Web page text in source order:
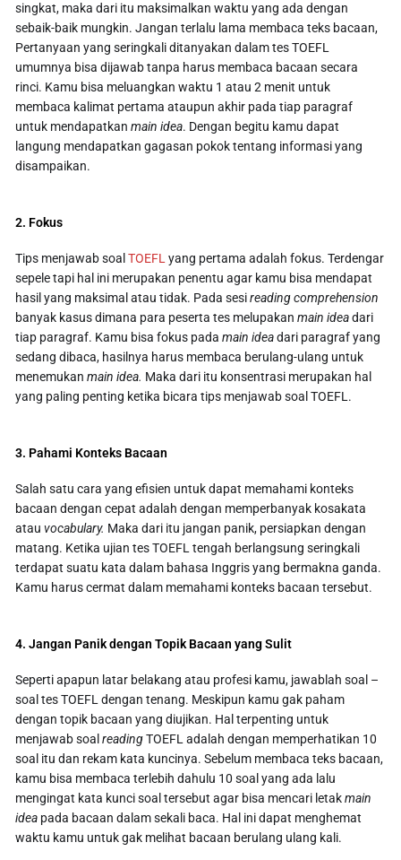
singkat, maka dari itu maksimalkan waktu yang ada dengan
sebaik-baik mungkin. Jangan terlalu lama membaca teks bacaan,
Pertanyaan yang seringkali ditanyakan dalam tes TOEFL
umumnya bisa dijawab tanpa harus membaca bacaan secara
rinci. Kamu bisa meluangkan waktu 1 atau 2 menit untuk
membaca kalimat pertama ataupun akhir pada tiap paragraf
untuk mendapatkanmain idea. Dengan begitu kamu dapat
langung mendapatkan gagasan pokok tentang informasi yang
disampaikan.
2. Fokus
Tips menjawab soalTOEFL yang pertama adalah fokus. Terdengar
sepele tapi hal ini merupakan penentu agar kamu bisa mendapat
hasil yang maksimal atau tidak. Pada sesireading comprehension
banyak kasus dimana para peserta tes melupakanmain ideadari
tiap paragraf. Kamu bisa fokus padamain ideadari paragraf yang
sedang dibaca, hasilnya harus membaca berulang-ulang untuk
menemukanmain idea. Maka dari itu konsentrasi merupakan hal
yang paling penting ketika bicara tips menjawab soal TOEFL.
3. Pahami Konteks Bacaan
Salah satu cara yang efisien untuk dapat memahami konteks
bacaan dengan cepat adalah dengan memperbanyak kosakata
atauvocabulary. Maka dari itu jangan panik, persiapkan dengan
matang. Ketika ujian tes TOEFL tengah berlangsung seringkali
terdapat suatu kata dalam bahasa Inggris yang bermakna ganda.
Kamu harus cermat dalam memahami konteks bacaan tersebut.
4. Jangan Panik dengan Topik Bacaan yang Sulit
Seperti apapun latar belakang atau profesi kamu, jawablah soal –
soal tes TOEFL dengan tenang. Meskipun kamu gak paham
dengan topik bacaan yang diujikan. Hal terpenting untuk
menjawab soalreadingTOEFL adalah dengan memperhatikan 10
soal itu dan rekam kata kuncinya. Sebelum membaca teks bacaan,
kamu bisa membaca terlebih dahulu 10 soal yang ada lalu
mengingat kata kunci soal tersebut agar bisa mencari letakmain
idea pada bacaan dalam sekali baca. Hal ini dapat menghemat
waktu kamu untuk gak melihat bacaan berulang ulang kali.